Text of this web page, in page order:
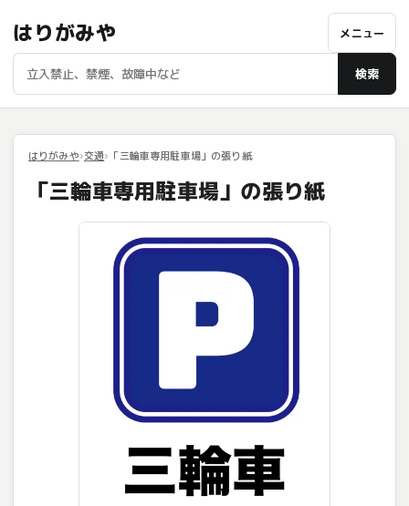
はりがみや
検索
メニュー
はりがみや 交通 「三輪車専用駐車場」の張り紙
「三輪車専用駐車場」の張り紙